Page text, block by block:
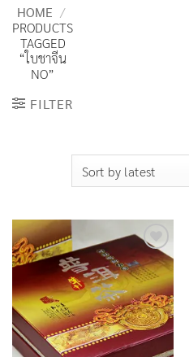
HOME /
PRODUCTS
TAGGED
“ใบชาจีน
NO”
FILTER
Add to
Wishlist